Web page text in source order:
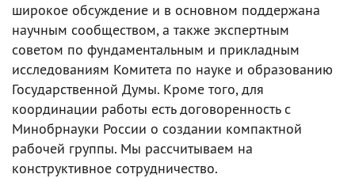
широкое обсуждение и в основном поддержана
научным сообществом, а также экспертным
советом по фундаментальным и прикладным
исследованиям Комитета по науке и образованию
Государственной Думы. Кроме того, для
координации работы есть договоренность с
Минобрнауки России о создании компактной
рабочей группы. Мы рассчитываем на
конструктивное сотрудничество.